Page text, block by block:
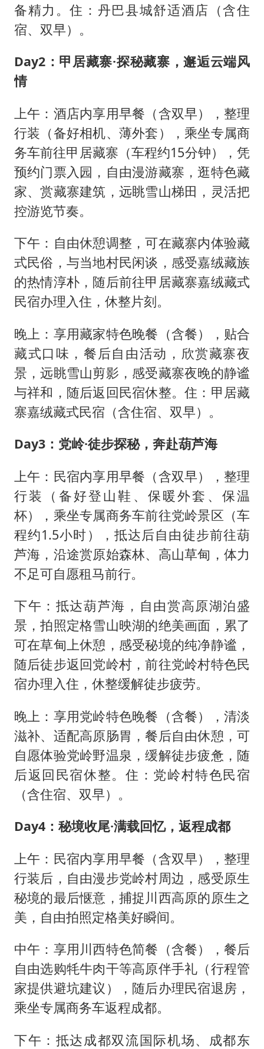
备精力。住：丹巴县城舒适酒店（含住
宿、双早）。
Day2：甲居藏寨·探秘藏寨，邂逅云端风
情
上午：酒店内享用早餐（含双早），整理
行装（备好相机、薄外套），乘坐专属商
务车前往甲居藏寨（车程约15分钟），凭
预约门票入园，自由漫游藏寨，逛特色藏
家、赏藏寨建筑，远眺雪山梯田，灵活把
控游览节奏。
下午：自由休憩调整，可在藏寨内体验藏
式民俗，与当地村民闲谈，感受嘉绒藏族
的热情淳朴，随后前往甲居藏寨嘉绒藏式
民宿办理入住，休整片刻。
晚上：享用藏家特色晚餐（含餐），贴合
藏式口味，餐后自由活动，欣赏藏寨夜
景，远眺雪山剪影，感受藏寨夜晚的静谧
与祥和，随后返回民宿休整。住：甲居藏
寨嘉绒藏式民宿（含住宿、双早）。
Day3：党岭·徒步探秘，奔赴葫芦海
上午：民宿内享用早餐（含双早），整理
行装（备好登山鞋、保暖外套、保温
杯），乘坐专属商务车前往党岭景区（车
程约1.5小时），抵达后自由徒步前往葫
芦海，沿途赏原始森林、高山草甸，体力
不足可自愿租马前行。
下午：抵达葫芦海，自由赏高原湖泊盛
景，拍照定格雪山映湖的绝美画面，累了
可在草甸上休憩，感受秘境的纯净静谧，
随后徒步返回党岭村，前往党岭村特色民
宿办理入住，休整缓解徒步疲劳。
晚上：享用党岭特色晚餐（含餐），清淡
滋补、适配高原肠胃，餐后自由休憩，可
自愿体验党岭野温泉，缓解徒步疲惫，随
后返回民宿休整。住：党岭村特色民宿
（含住宿、双早）。
Day4：秘境收尾·满载回忆，返程成都
上午：民宿内享用早餐（含双早），整理
行装后，自由漫步党岭村周边，感受原生
秘境的最后惬意，捕捉川西高原的原生之
美，自由拍照定格美好瞬间。
中午：享用川西特色简餐（含餐），餐后
自由选购牦牛肉干等高原伴手礼（行程管
家提供避坑建议），随后办理民宿退房，
乘坐专属商务车返程成都。
下午：抵达成都双流国际机场、成都东